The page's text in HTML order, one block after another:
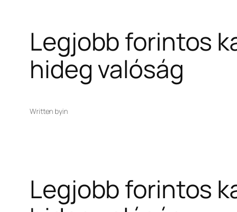
Legjobb forintos
hideg valóság
Written byin
Legjobb forintos